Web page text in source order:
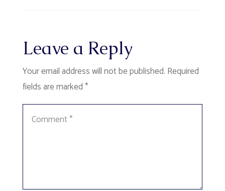
Leave a Reply
Your email address will not be published. Required
fields are marked*